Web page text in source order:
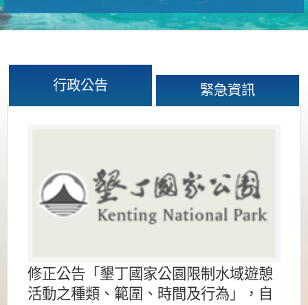
行政公告 緊急資訊
修正公告「墾丁國家公園限制水域遊憩
活動之種類、範圍、時間及行為」，自